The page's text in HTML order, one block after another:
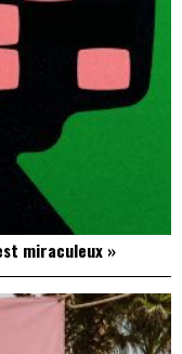
miraculeux »